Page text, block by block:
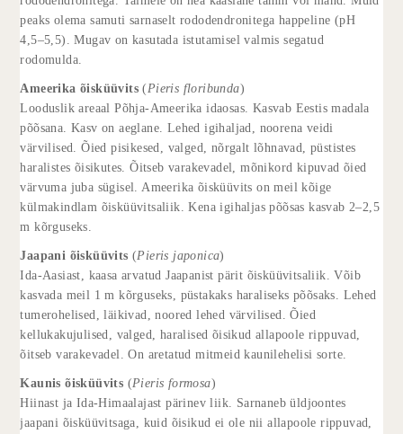
peaks olema samuti sarnaselt rododendronitega happeline (pH
4,5–5,5). Mugav on kasutada istutamisel valmis segatud
rodomulda.
Ameerika õisküüvits (Pieris floribunda)
Looduslik areaal Põhja-Ameerika idaosas. Kasvab Eestis madala
põõsana. Kasv on aeglane. Lehed igihaljad, noorena veidi
värvilised. Õied pisikesed, valged, nõrgalt lõhnavad, püstistes
haralistes õisikutes. Õitseb varakevadel, mõnikord kipuvad õied
värvuma juba sügisel. Ameerika õisküüvits on meil kõige
külmakindlam õisküüvitsaliik. Kena igihaljas põõsas kasvab 2–2,5
m kõrguseks.
Jaapani õisküüvits (Pieris japonica)
Ida-Aasiast, kaasa arvatud Jaapanist pärit õisküüvitsaliik. Võib
kasvada meil 1 m kõrguseks, püstakaks haraliseks põõsaks. Lehed
tumerohelised, läikivad, noored lehed värvilised. Õied
kellukakujulised, valged, haralised õisikud allapoole rippuvad,
õitseb varakevadel. On aretatud mitmeid kaunilehelisi sorte.
Kaunis õisküüvits (Pieris formosa)
Hiinast ja Ida-Himaalajast pärinev liik. Sarnaneb üldjoontes
jaapani õisküüvitsaga, kuid õisikud ei ole nii allapoole rippuvad,